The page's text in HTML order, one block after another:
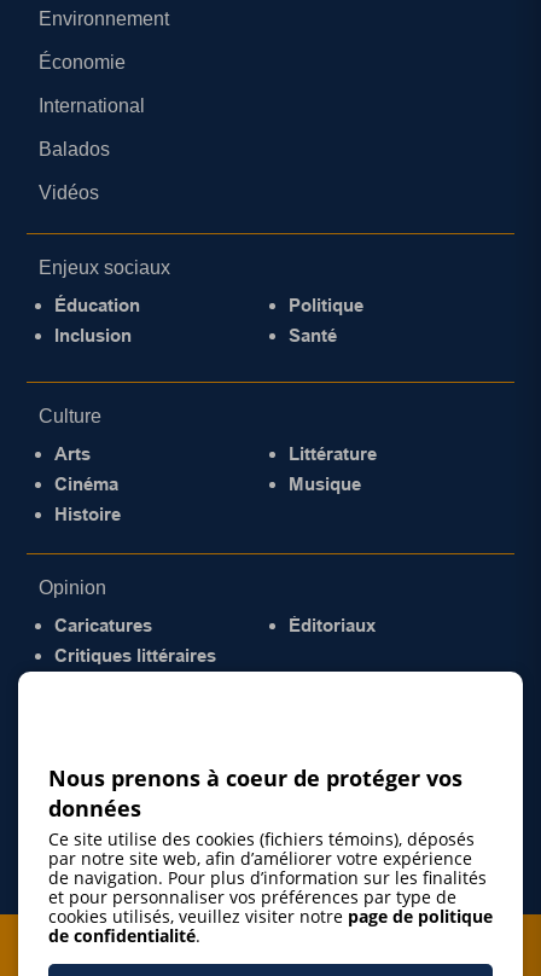
Environnement
Économie
International
Balados
Vidéos
Enjeux sociaux
Éducation
Inclusion
Politique
Santé
Culture
Arts
Cinéma
Histoire
Littérature
Musique
Opinion
Caricatures
Critiques littéraires
Éditoriaux
Je m'abonne à l'infolettre
Nous prenons à coeur de protéger vos
données
Ce site utilise des cookies (fichiers témoins), déposés
par notre site web, afin d’améliorer votre expérience
de navigation. Pour plus d’information sur les finalités
et pour personnaliser vos préférences par type de
cookies utilisés, veuillez visiter notre page de politique
de confidentialité.